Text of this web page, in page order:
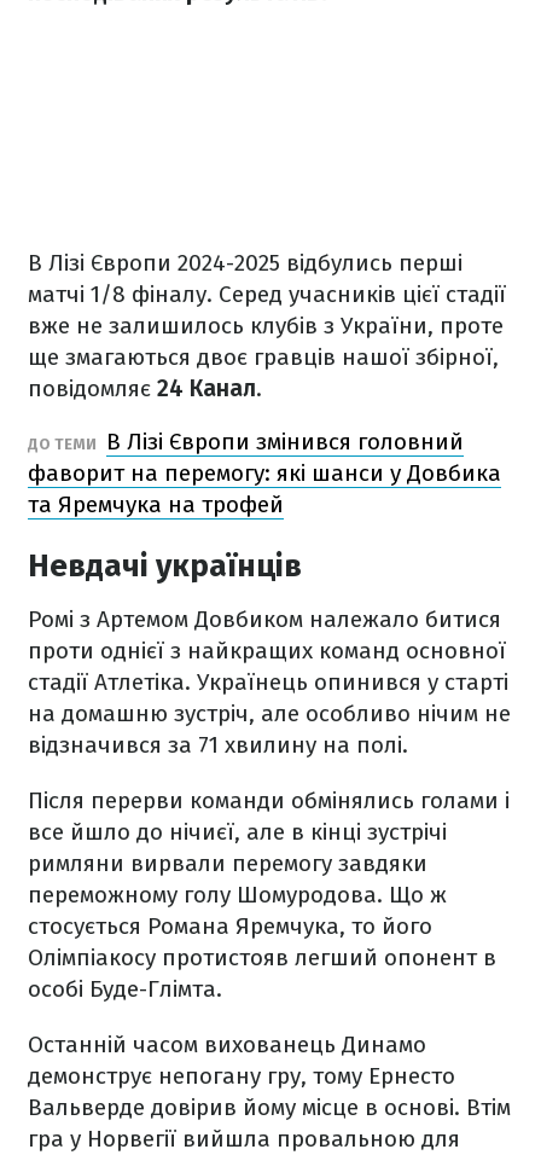
В Лізі Європи 2024-2025 відбулись перші
матчі 1/8 фіналу. Серед учасників цієї стадії
вже не залишилось клубів з України, проте
ще змагаються двоє гравців нашої збірної,
повідомляє 24 Канал.
ДО ТЕМИ
В Лізі Європи змінився головний
фаворит на перемогу: які шанси у Довбика
та Яремчука на трофей
Невдачі українців
Ромі з Артемом Довбиком належало битися
проти однієї з найкращих команд основної
стадії Атлетіка. Українець опинився у старті
на домашню зустріч, але особливо нічим не
відзначився за 71 хвилину на полі.
Після перерви команди обмінялись голами і
все йшло до нічиєї, але в кінці зустрічі
римляни вирвали перемогу завдяки
переможному голу Шомуродова. Що ж
стосується Романа Яремчука, то його
Олімпіакосу протистояв легший опонент в
особі Буде-Глімта.
Останній часом вихованець Динамо
демонструє непогану гру, тому Ернесто
Вальверде довірив йому місце в основі. Втім
гра у Норвегії вийшла провальною для